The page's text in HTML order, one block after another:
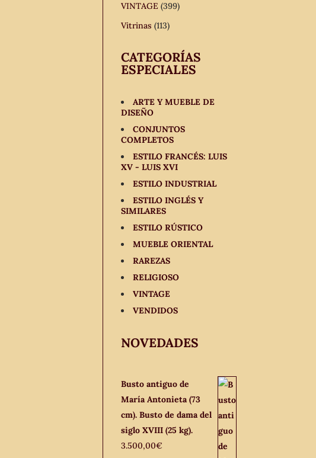
VINTAGE (399)
Vitrinas (113)
CATEGORÍAS
ESPECIALES
ARTE Y MUEBLE DE
DISEÑO
CONJUNTOS
COMPLETOS
ESTILO FRANCÉS: LUIS
XV - LUIS XVI
ESTILO INDUSTRIAL
ESTILO INGLÉS Y
SIMILARES
ESTILO RÚSTICO
MUEBLE ORIENTAL
RAREZAS
RELIGIOSO
VINTAGE
VENDIDOS
NOVEDADES
Busto antiguo de
María Antonieta (73
cm). Busto de dama del
siglo XVIII (25 kg).
3.500,00€